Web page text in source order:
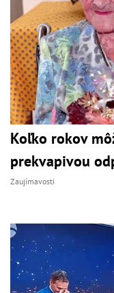
Koľko rokov
prekvapivou
Zaujímavosti